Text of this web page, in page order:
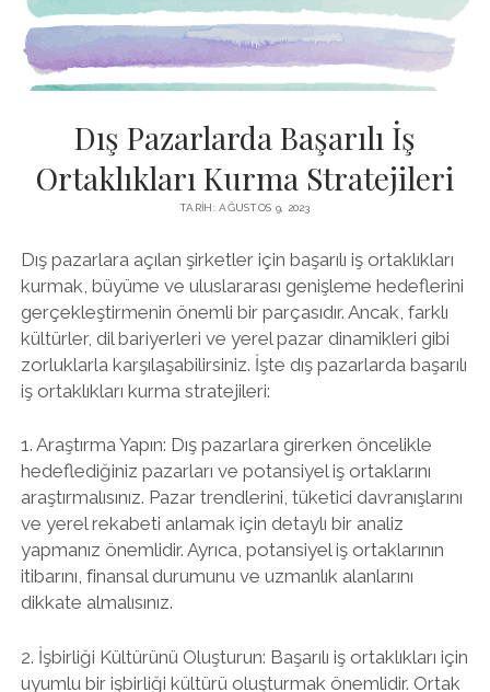
Dış Pazarlarda Başarılı İş
Ortaklıkları Kurma Stratejileri
TARIH: AĞUSTOS 9, 2023
Dış pazarlara açılan şirketler için başarılı iş ortaklıkları
kurmak, büyüme ve uluslararası genişleme hedeflerini
gerçekleştirmenin önemli bir parçasıdır. Ancak, farklı
kültürler, dil bariyerleri ve yerel pazar dinamikleri gibi
zorluklarla karşılaşabilirsiniz. İşte dış pazarlarda başarılı
iş ortaklıkları kurma stratejileri:
1. Araştırma Yapın: Dış pazarlara girerken öncelikle
hedeflediğiniz pazarları ve potansiyel iş ortaklarını
araştırmalısınız. Pazar trendlerini, tüketici davranışlarını
ve yerel rekabeti anlamak için detaylı bir analiz
yapmanız önemlidir. Ayrıca, potansiyel iş ortaklarının
itibarını, finansal durumunu ve uzmanlık alanlarını
dikkate almalısınız.
2. İşbirliği Kültürünü Oluşturun: Başarılı iş ortaklıkları için
uyumlu bir işbirliği kültürü oluşturmak önemlidir. Ortak